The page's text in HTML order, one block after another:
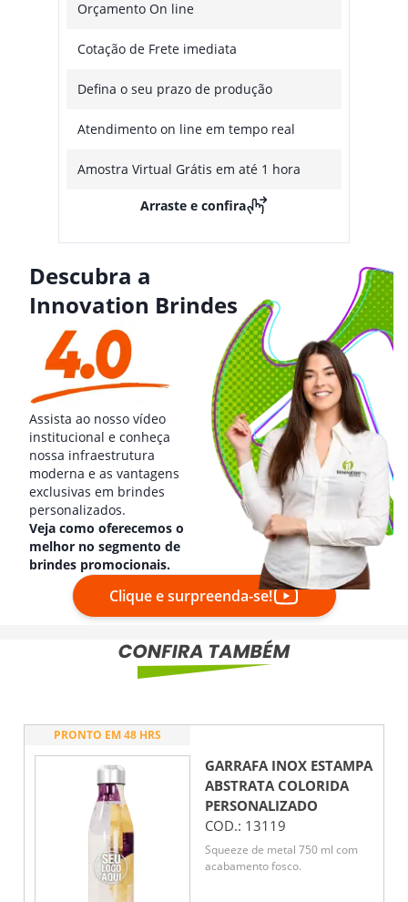
Orçamento On line
Cotação de Frete imediata
Defina o seu prazo de produção
Atendimento on line em tempo real
Amostra Virtual Grátis em até 1 hora
Arraste e confira
Descubra a
Innovation Brindes
Assista ao nosso vídeo
institucional e conheça
nossa infraestrutura
moderna e as vantagens
exclusivas em brindes
personalizados.
Veja como oferecemos o
melhor no segmento de
brindes promocionais.
Clique e surpreenda-se!
PRONTO EM 48 HRS
GARRAFA INOX ESTAMPA
ABSTRATA COLORIDA
PERSONALIZADO
COD.: 13119
Squeeze de metal 750 ml com
acabamento fosco.